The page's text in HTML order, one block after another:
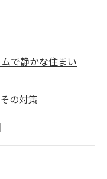
で静かな住まい
の対策
計画作成